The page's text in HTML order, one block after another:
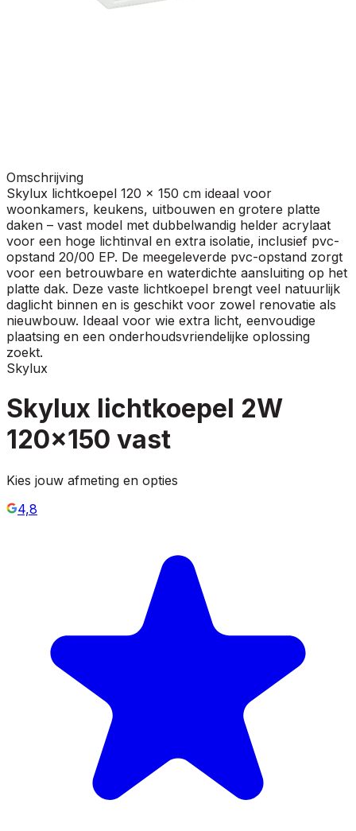
Omschrijving
Skylux lichtkoepel 120 x 150 cm ideaal voor
woonkamers, keukens, uitbouwen en grotere platte
daken – vast model met dubbelwandig helder acrylaat
voor een hoge lichtinval en extra isolatie, inclusief pvc-
opstand 20/00 EP. De meegeleverde pvc-opstand zorgt
voor een betrouwbare en waterdichte aansluiting op het
platte dak. Deze vaste lichtkoepel brengt veel natuurlijk
daglicht binnen en is geschikt voor zowel renovatie als
nieuwbouw. Ideaal voor wie extra licht, eenvoudige
plaatsing en een onderhoudsvriendelijke oplossing
zoekt.
Skylux
Skylux lichtkoepel 2W
120x150 vast
Kies jouw afmeting en opties
4,8